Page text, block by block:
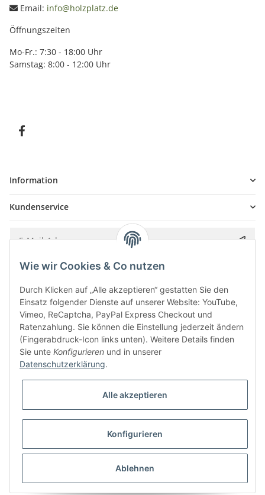
Email: info@holzplatz.de
Öffnungszeiten
Mo-Fr.: 7:30 - 18:00 Uhr
Samstag: 8:00 - 12:00 Uhr
Information
Kundenservice
Bitte senden Sie mir entsprechend IhrerDatenschutzerklärung
* Alle Preise inkl. gesetzlicher USt., zzgl.
Besucherzähler: 5857642
UmsetzungVlarom E-Commerce Agentur| Powered byJTL-Shop|
CLEARIX JTL-Shop Template
Wie wir Cookies & Co nutzen
Durch Klicken auf „Alle akzeptieren“ gestatten Sie den
Einsatz folgender Dienste auf unserer Website: YouTube,
Vimeo, ReCaptcha, PayPal Express Checkout und
Ratenzahlung. Sie können die Einstellung jederzeit ändern
(Fingerabdruck-Icon links unten). Weitere Details finden
Sie unte Konfigurieren und in unserer
Datenschutzerklärung.
Alle akzeptieren
Konfigurieren
Ablehnen